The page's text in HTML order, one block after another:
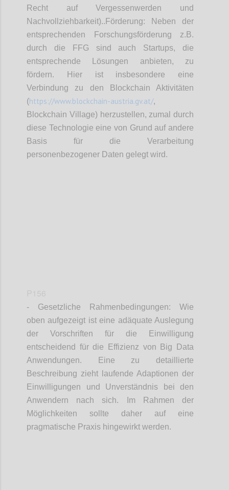
Recht auf Vergessenwerden und
Nachvollziehbarkeit)..Förderung: Neben der
entsprechenden Forschungsförderung z.B.
durch die FFG sind auch Startups, die
entsprechende Lösungen anbieten, zu
fördern. Hier ist insbesondere eine
Verbindung zu den Blockchain Aktivitäten
(https://www.blockchain-austria.gv.at/,
Blockchain Village) herzustellen, zumal durch
diese Technologie eine von Grund auf andere
Basis für die Verarbeitung
personenbezogener Daten gelegt wird.
- Gesetzliche Rahmenbedingungen: Wie
oben aufgezeigt ist eine adäquate Auslegung
der Vorschriften für die Einwilligung
entscheidend für die Effizienz von Big Data
Anwendungen. Eine zu detaillierte
Beschreibung zieht laufende Adaptionen der
Einwilligungen und Unverständnis bei den
Anwendern nach sich. Im Rahmen der
Möglichkeiten sollte daher auf eine
pragmatische Praxis hingewirkt werden.